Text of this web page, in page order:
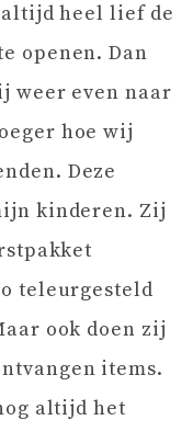
heel lief de
openen. Dan
weer even naar
hoe wij
Deze
kinderen. Zij
teleurgesteld
ook doen zij
items.
altijd het